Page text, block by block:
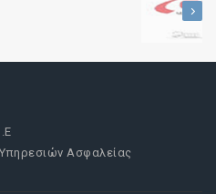
Ασφαλείας